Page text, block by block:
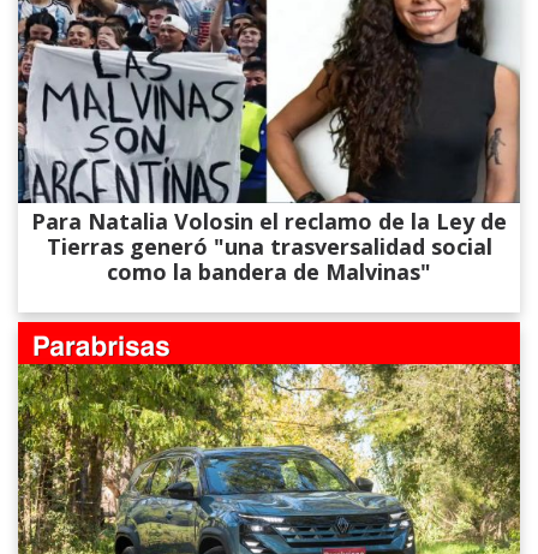
Para Natalia Volosin el reclamo de la Ley de
Tierras generó "una trasversalidad social
como la bandera de Malvinas"